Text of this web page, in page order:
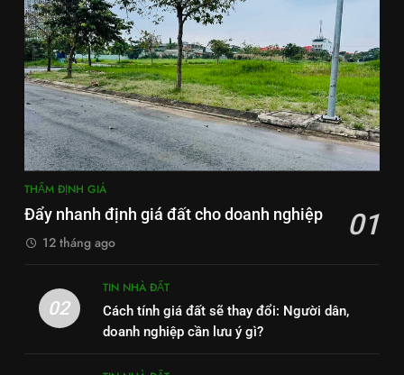
THẨM ĐỊNH GIÁ
Đẩy nhanh định giá đất cho doanh nghiệp 01
12 tháng ago
02
TIN NHÀ ĐẤT
Cách tính giá đất sẽ thay đổi: Người dân,
doanh nghiệp cần lưu ý gì?